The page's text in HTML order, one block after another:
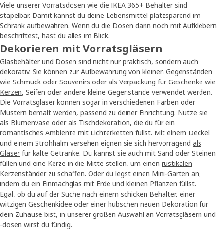
Viele unserer Vorratsdosen wie die IKEA 365+ Behälter sind
stapelbar. Damit kannst du deine Lebensmittel platzsparend im
Schrank aufbewahren. Wenn du die Dosen dann noch mit Aufklebern
beschriftest, hast du alles im Blick.
Dekorieren mit Vorratsgläsern
Glasbehälter und Dosen sind nicht nur praktisch, sondern auch
dekorativ. Sie können zur Aufbewahrung von kleinen Gegenständen
wie Schmuck oder Souvenirs oder als Verpackung für Geschenke wie
Kerzen, Seifen oder andere kleine Gegenstände verwendet werden.
Die Vorratsgläser können sogar in verschiedenen Farben oder
Mustern bemalt werden, passend zu deiner Einrichtung. Nutze sie
als Blumenvase oder als Tischdekoration, die du für ein
romantisches Ambiente mit Lichterketten füllst. Mit einem Deckel
und einem Strohhalm versehen eignen sie sich hervorragend als
Gläser für kalte Getränke. Du kannst sie auch mit Sand oder Steinen
füllen und eine Kerze in die Mitte stellen, um einen rustikalen
Kerzenständer zu schaffen. Oder du legst einen Mini-Garten an,
indem du ein Einmachglas mit Erde und kleinen Pflanzen füllst.
Egal, ob du auf der Suche nach einem schicken Behälter, einer
witzigen Geschenkidee oder einer hübschen neuen Dekoration für
dein Zuhause bist, in unserer großen Auswahl an Vorratsgläsern und
-dosen wirst du fündig.